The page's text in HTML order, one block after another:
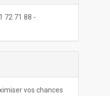
72 71 88 -
vos chances